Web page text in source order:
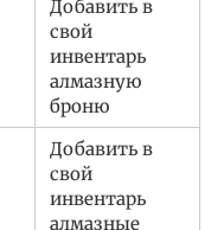
Добавить в
свой
инвентарь
алмазную
броню
Добавить в
свой
инвентарь
алмазные